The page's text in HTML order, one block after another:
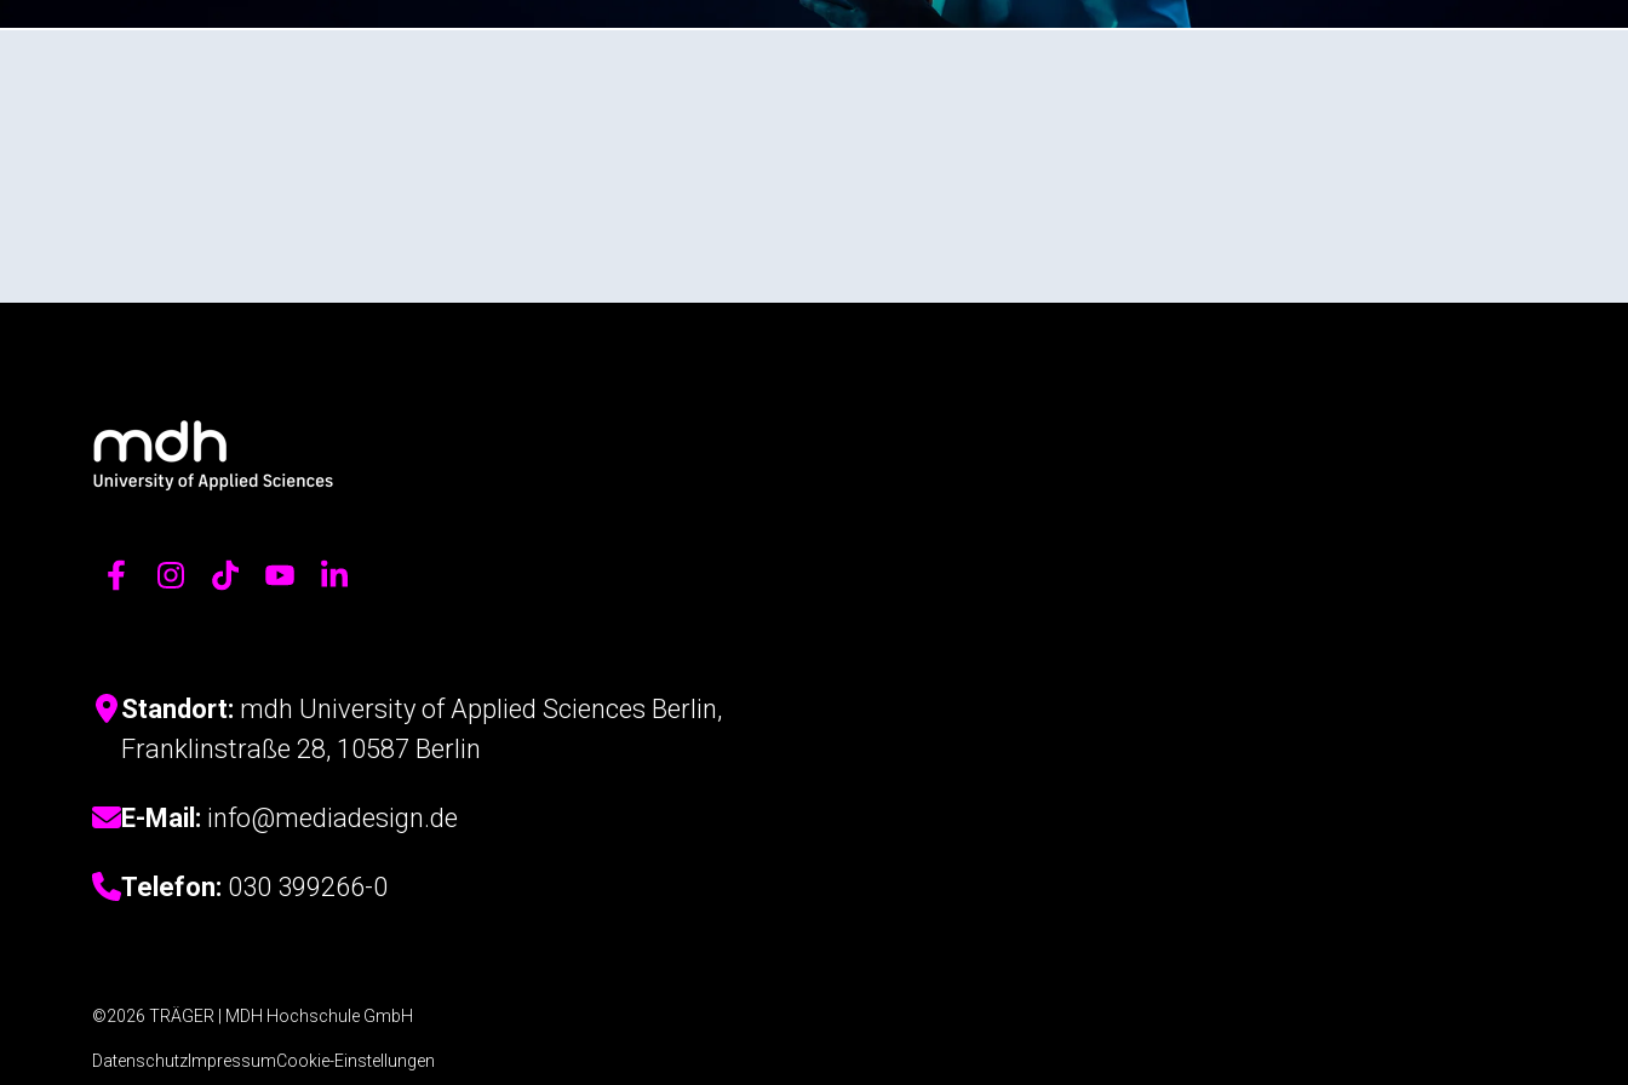
Standort: mdh University of Applied Sciences Berlin,
Franklinstraße 28, 10587 Berlin
E-Mail: info@mediadesign.de
Telefon: 030 399266-0
©2026 TRÄGER | MDH Hochschule GmbH
Datenschutz ImpressumCookie-Einstellungen